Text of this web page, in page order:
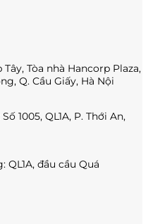
Tòa nhà Hancorp Plaza,
Q. Cầu Giấy, Hà Nội
1005, QL1A, P. Thới An,
đầu cầu Quá